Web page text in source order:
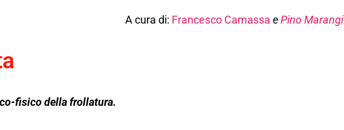
A cura di: Francesco Camassa ePino Marangi
fisico della frollatura.